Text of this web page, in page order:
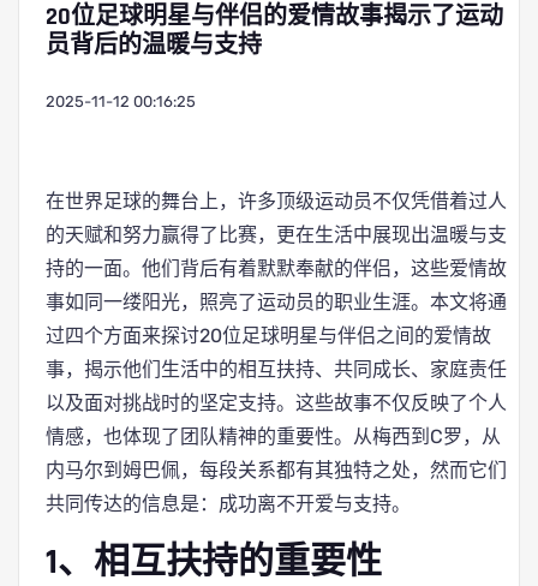
20位足球明星与伴侣的爱情故事揭示了运动
员背后的温暖与支持
2025-11-12 00:16:25
在世界足球的舞台上，许多顶级运动员不仅凭借着过人
的天赋和努力赢得了比赛，更在生活中展现出温暖与支
持的一面。他们背后有着默默奉献的伴侣，这些爱情故
事如同一缕阳光，照亮了运动员的职业生涯。本文将通
过四个方面来探讨20位足球明星与伴侣之间的爱情故
事，揭示他们生活中的相互扶持、共同成长、家庭责任
以及面对挑战时的坚定支持。这些故事不仅反映了个人
情感，也体现了团队精神的重要性。从梅西到C罗，从
内马尔到姆巴佩，每段关系都有其独特之处，然而它们
共同传达的信息是：成功离不开爱与支持。
1、相互扶持的重要性